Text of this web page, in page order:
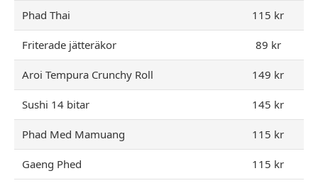
Phad Thai 115 kr
Friterade jätteräkor 89 kr
Aroi Tempura Crunchy Roll 149 kr
Sushi 14 bitar 145 kr
Phad Med Mamuang 115 kr
Gaeng Phed 115 kr